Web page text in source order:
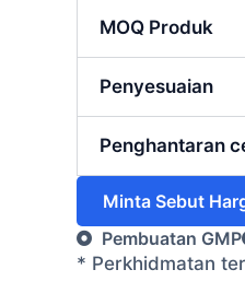
MOQ Produk
Penyesuaian
Penghantaran
Minta Sebut
Pembuatan GMP
* Perkhidmatan